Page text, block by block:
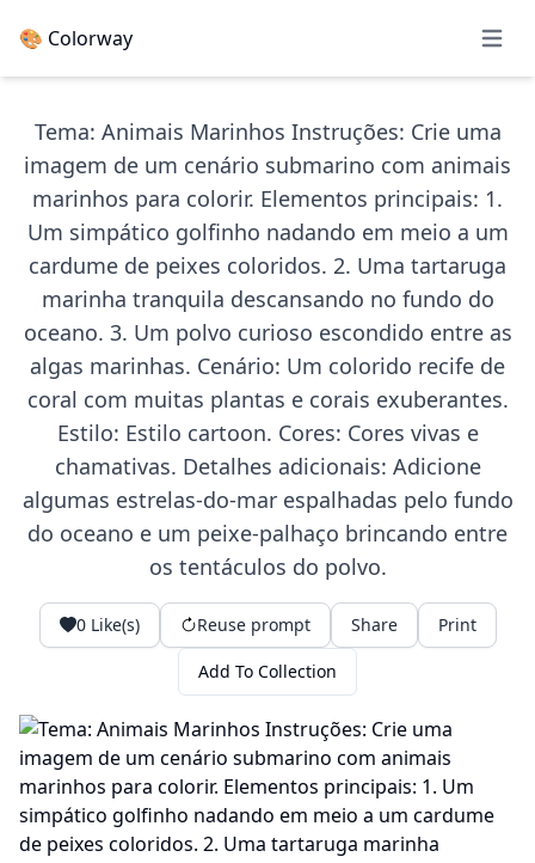
🎨 Colorway Open
Tema: Animais Marinhos Instruções: Crie uma
imagem de um cenário submarino com animais
marinhos para colorir. Elementos principais: 1.
Um simpático golfinho nadando em meio a um
cardume de peixes coloridos. 2. Uma tartaruga
marinha tranquila descansando no fundo do
oceano. 3. Um polvo curioso escondido entre as
algas marinhas. Cenário: Um colorido recife de
coral com muitas plantas e corais exuberantes.
Estilo: Estilo cartoon. Cores: Cores vivas e
chamativas. Detalhes adicionais: Adicione
algumas estrelas-do-mar espalhadas pelo fundo
do oceano e um peixe-palhaço brincando entre
os tentáculos do polvo.
0Like(s) Reuse prompt Share Print
Add To Collection